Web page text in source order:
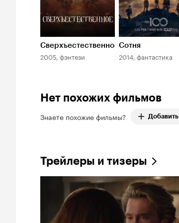
Сверхъестественное
2005, фэнтези
Сотня
2014, фантастика
Нет похожих фильмов
Знаете похожие фильмы? Добавить
Трейлеры и тизеры